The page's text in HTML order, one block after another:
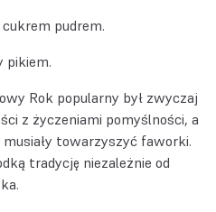
pudrem.
pikiem.
Rok popularny był zwyczaj
z życzeniami pomyślności, a
towarzyszyć faworki.
tradycję niezależnie od